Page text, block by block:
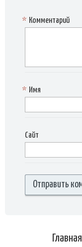
Комментарий
*
Имя
*
Сайт
Главная